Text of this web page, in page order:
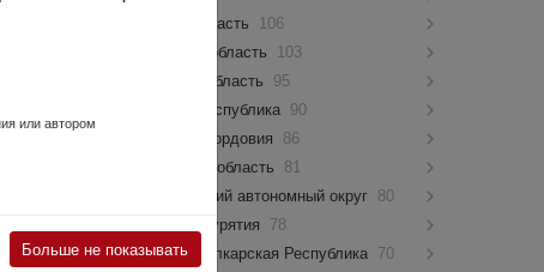
или автором
Больше не показывать
Псковская область
106
Костромская область
103
Мурманская область
95
Чувашская Республика 90
Республика Мордовия
86
Новгородская область
81
Ямало-Ненецкий автономный округ 80
Республика Бурятия
78
Кабардино-Балкарская Республика 70